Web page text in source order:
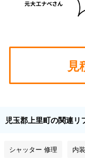
見
児玉郡上里町の関連リ
シャッター 修理 内装